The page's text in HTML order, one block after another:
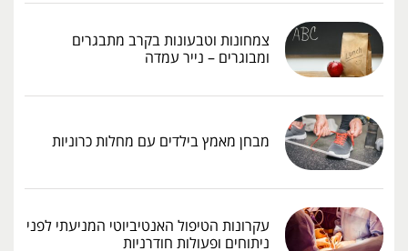
צמחונות וטבעונות בקרב מתבגרים
ומבוגרים – נייר עמדה
מבחן מאמץ בילדים עם מחלות כרוניות
עקרונות הטיפול האנטיביוטי המניעתי לפני
ניתוחים ופעולות חודרניות